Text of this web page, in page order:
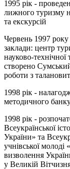
1995 рік -
лижного туризму
та екскурсій
Червень 1997 року
заклади: центр
науково-технічної
створено
роботи з
1998 рік -
методичного
1998 рік -
Всеукраїнської
України» та
учнівської
визволення
у Великій